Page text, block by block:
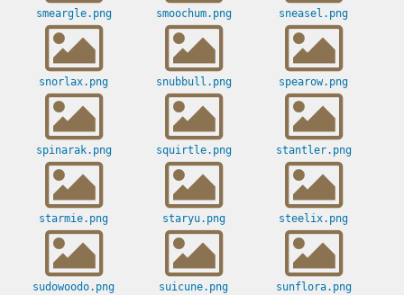
smeargle.png smoochum.png sneasel.png
snorlax.png snubbull.png spearow.png
spinarak.png squirtle.png stantler.png
starmie.png staryu.png steelix.png
sudowoodo.png suicune.png sunflora.png